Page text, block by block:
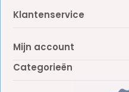
Klantenservice
Mijn account
Categorieën